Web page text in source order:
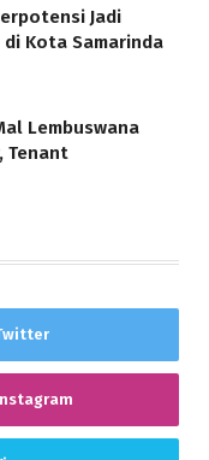
Jadi
di Kota Samarinda
Lembuswana
Tenant